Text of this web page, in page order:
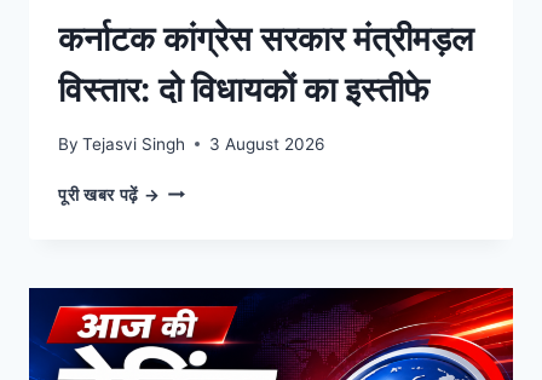
कर्नाटक कांग्रेस सरकार मंत्रीमड़ल
विस्तार: दो विधायकों का इस्तीफे
By Tejasvi Singh 3 August 2026
पूरी खबर पढ़ें → कर्नाटक
विस्तार:
दो
विधायकों
का